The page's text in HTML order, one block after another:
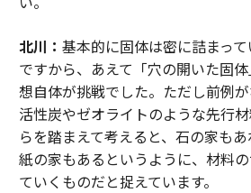
北川： 基本的に固体は密に詰まって
ですから、あえて「穴の開いた固
想自体が挑戦でした。ただし前例が
活性炭やゼオライトのような先行
らを踏まえて考えると、石の家もあ
紙の家もあるというように、材料
ていくものだと捉えています。